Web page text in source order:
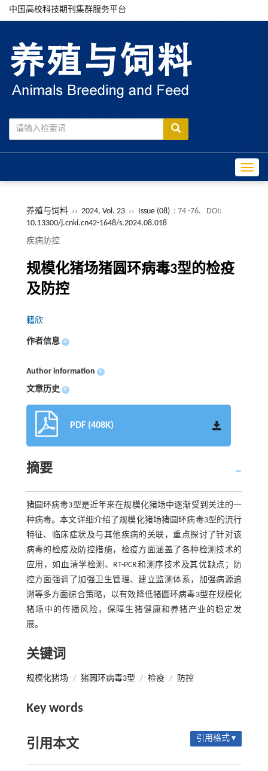
中国高校科技期刊集群服务平台
养殖与饲料 ›› 2024, Vol. 23 ›› Issue (08) : 74 -76.
DOI:
10.13300/j.cnki.cn42-1648/s.2024.08.018
疾病防控
规模化猪场猪圆环病毒3型的检疫
及防控
籍欣
作者信息 +
Author information +
文章历史 +
PDF (408K)
摘要
猪圆环病毒3型是近年来在规模化猪场中逐渐受到关注的一
种病毒。本文详细介绍了规模化猪场猪圆环病毒3型的流行
特征、临床症状及与其他疾病的关联，重点探讨了针对该
病毒的检疫及防控措施，检疫方面涵盖了各种检测技术的
应用，如血清学检测、RT-PCR和测序技术及其优缺点；防
控方面强调了加强卫生管理、建立监测体系，加强病源追
溯等多方面综合策略，以有效降低猪圆环病毒3型在规模化
猪场中的传播风险，保障生猪健康和养猪产业的稳定发
展。
关键词
规模化猪场 / 猪圆环病毒3型 / 检疫 / 防控
Key words
引用本文 引用格式 ▾